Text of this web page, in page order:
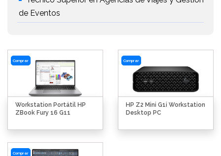
de Eventos
Comprar
Workstation Portátil HP
ZBook Fury 16 G11
Comprar
HP Z2 Mini G1i Workstation
Desktop PC
Comprar